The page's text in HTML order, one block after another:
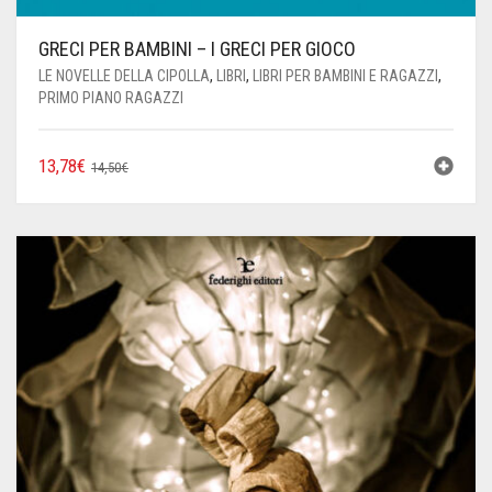
GRECI PER BAMBINI – I GRECI PER GIOCO
LE NOVELLE DELLA CIPOLLA, LIBRI, LIBRI PER BAMBINI E RAGAZZI,
PRIMO PIANO RAGAZZI
14,50€IL
ERA:
14,50€.
13,78€
IL
È:
13,78€.